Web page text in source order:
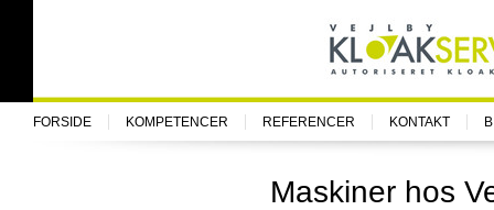
FORSIDE KOMPETENCER REFERENCER KONTAKT
Maskiner hos